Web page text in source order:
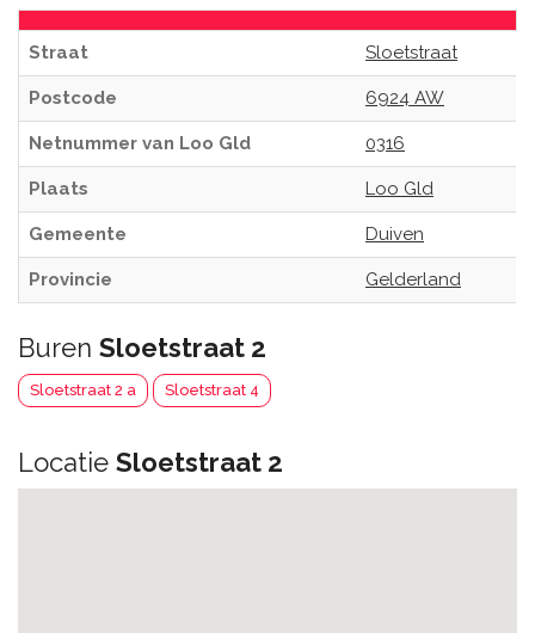
Straat Sloetstraat
Postcode 6924 AW
Netnummer van Loo Gld 0316
Plaats Loo Gld
Gemeente Duiven
Provincie Gelderland
Buren Sloetstraat 2
Sloetstraat 2 a Sloetstraat 4
Locatie Sloetstraat 2